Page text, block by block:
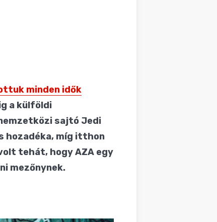
minden idők
a külföldi
sajtó Jedi
hozadéka, míg itthon
tehát, hogy AZA egy
mezőnynek.